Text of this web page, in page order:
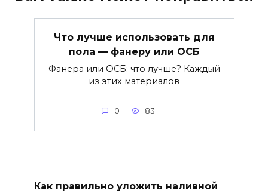
Что лучше использовать для
пола — фанеру или ОСБ
Фанера или ОСБ: что лучше? Каждый
из этих материалов
0 83
Как правильно уложить наливной